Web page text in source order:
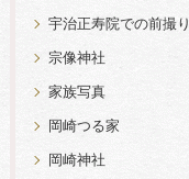
宇治正寿院での前撮り
宗像神社
家族写真
岡崎つる家
岡崎神社